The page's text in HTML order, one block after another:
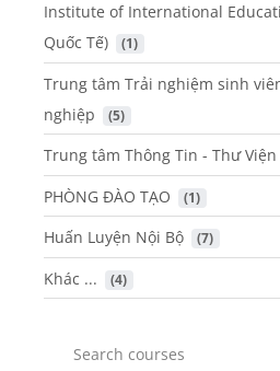
Institute of International
Quốc Tế)
(1)
Trung tâm Trải nghiệm sinh
nghiệp
(5)
Trung tâm Thông Tin - Thư Viện
PHÒNG ĐÀO TẠO (1)
Huấn Luyện Nội Bộ (7)
Khác ... (4)
Search courses